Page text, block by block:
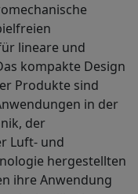
lineare und
kompakte Design
Produkte sind
in der
der
Luft- und
hergestellten
ihre Anwendung